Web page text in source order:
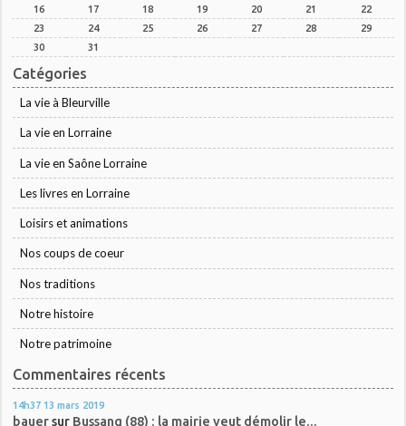
16
17 18 19 20 21
22
23
24 25 26 27 28
29
30
31
Catégories
La vie à Bleurville
La vie en Lorraine
La vie en Saône Lorraine
Les livres en Lorraine
Loisirs et animations
Nos coups de coeur
Nos traditions
Notre histoire
Notre patrimoine
Commentaires récents
14h37 13 mars 2019
bauersur Bussang (88) : la mairie veut démolir le...